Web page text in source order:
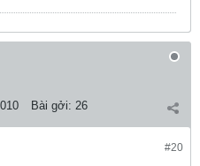
Bài gởi: 26
#20